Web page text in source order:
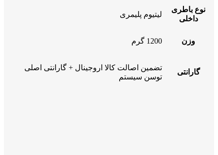
نوع باطری
داخلی
لیتیوم پلیمری
وزن 1200 گرم
گارانتی
تضمین اصالت کالا اروجینال + گارانتی اصلی
توسن سیستم